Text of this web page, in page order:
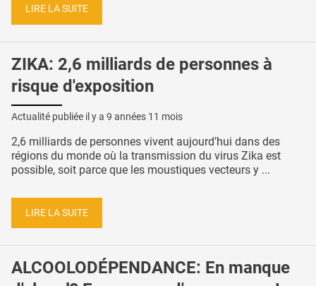
LIRE LA SUITE
ZIKA: 2,6 milliards de personnes à
risque d'exposition
Actualité publiée il y a 9 années 11 mois
2,6 milliards de personnes vivent aujourd’hui dans des
régions du monde où la transmission du virus Zika est
possible, soit parce que les moustiques vecteurs y ...
LIRE LA SUITE
ALCOOLODÉPENDANCE: En manque